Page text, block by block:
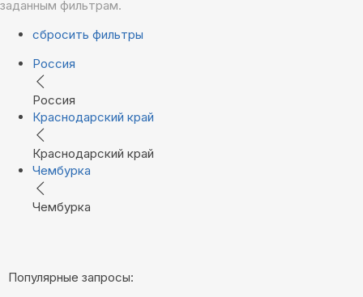
заданным фильтрам.
сбросить фильтры
Россия
Россия
Краснодарский край
Краснодарский край
Чембурка
Чембурка
Популярные запросы: